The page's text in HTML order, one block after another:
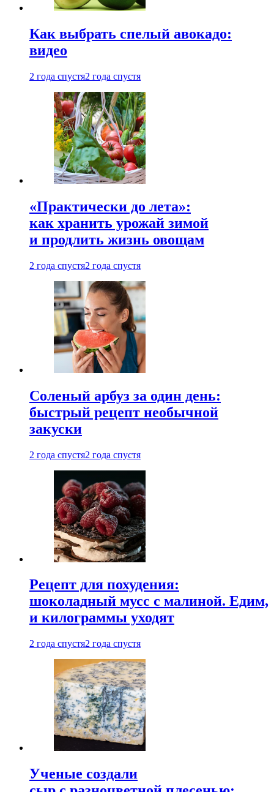
Как выбрать спелый авокадо:
видео
2 года спустя2 года спустя
«Практически до лета»:
как хранить урожай зимой
и продлить жизнь овощам
2 года спустя2 года спустя
Соленый арбуз за один день:
быстрый рецепт необычной
закуски
2 года спустя2 года спустя
Рецепт для похудения:
шоколадный мусс с малиной. Едим,
и килограммы уходят
2 года спустя2 года спустя
Ученые создали